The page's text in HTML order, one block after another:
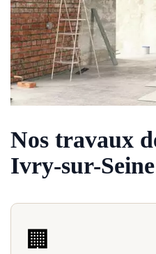
Nos travaux
Ivry-sur-Seine
🏢